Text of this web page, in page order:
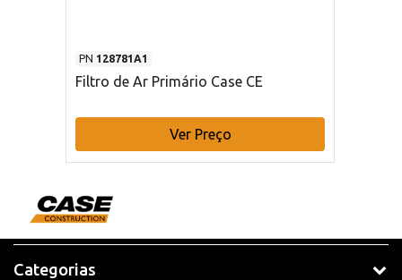
PN 128781A1
Filtro de Ar Primário Case CE
Ver Preço
Categorias